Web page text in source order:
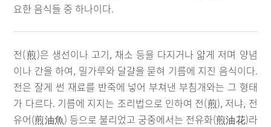
요한 음식들 중 하나이다.
전(煎)은 생선이나 고기, 채소 등을 다지거나 얇게 저며 양념
이나 간을 하여, 밀가루와 달걀을 묻혀 기름에 지진 음식이다.
전은 잘게 썬 재료를 반죽에 넣어 부쳐낸 부침개와는 그 형태
가 다르다. 기름에 지지는 조리법으로 인하여 전(煎), 저냐, 전
유어(煎油魚) 등으로 불리었고 궁중에서는 전유화(煎油花)라